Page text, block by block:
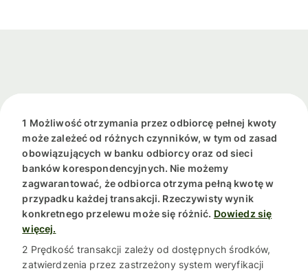
1 Możliwość otrzymania przez odbiorcę pełnej kwoty
może zależeć od różnych czynników, w tym od zasad
obowiązujących w banku odbiorcy oraz od sieci
banków korespondencyjnych. Nie możemy
zagwarantować, że odbiorca otrzyma pełną kwotę w
przypadku każdej transakcji. Rzeczywisty wynik
konkretnego przelewu może się różnić. Dowiedz się
więcej.
2 Prędkość transakcji zależy od dostępnych środków,
zatwierdzenia przez zastrzeżony system weryfikacji